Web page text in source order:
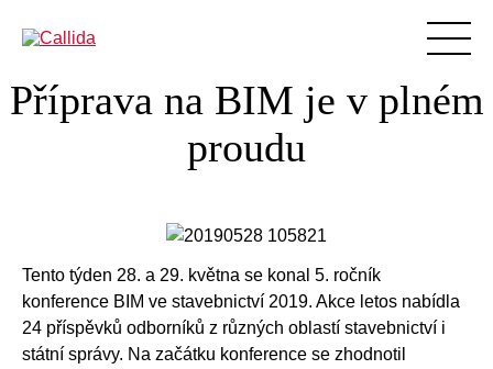
Produkty
O nás
Reference
Příprava na BIM je v plném
proudu
Tento týden 28. a 29. května se konal 5. ročník
konference BIM ve stavebnictví 2019. Akce letos nabídla
24 příspěvků odborníků z různých oblastí stavebnictví i
státní správy. Na začátku konference se zhodnotil